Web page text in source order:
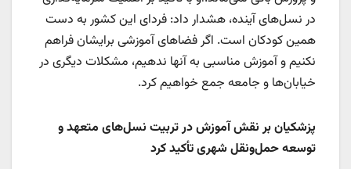
در نسل‌های آینده، هشدار داد: فردای این کشور به دست
همین کودکان است. اگر فضاهای آموزشی برایشان فراهم
نکنیم و آموزش مناسبی به آنها ندهیم، مشکلات دیگری در
خیابان‌ها و جامعه جمع خواهیم کرد.
پزشکیان بر نقش آموزش در تربیت نسل‌های متعهد و
توسعه حمل‌ونقل شهری تأکید کرد